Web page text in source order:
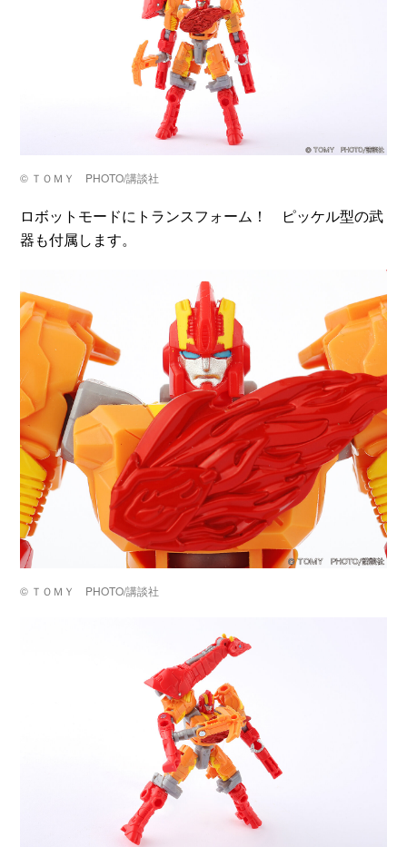
©️ ＴＯＭＹ PHOTO/講談社
ロボットモードにトランスフォーム！ ピッケル型の武
器も付属します。
©️ ＴＯＭＹ PHOTO/講談社